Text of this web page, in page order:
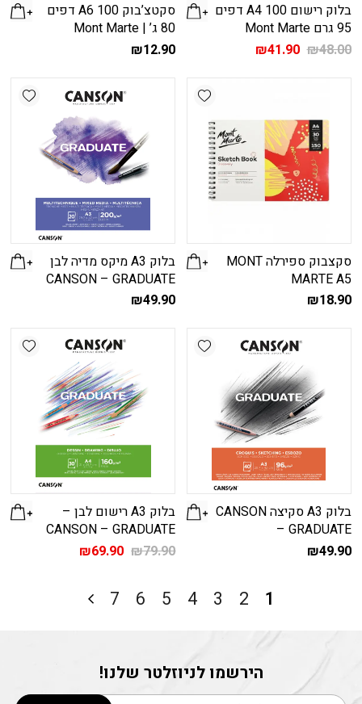
בלוק רישום A4 100 דפים
95 גרם Mont Marte
₪48.00 המחיר₪41.90
סקטצ’בוק A6 100 דפים
80 ג’ | Mont Marte
₪12.90
Add wishlist
סקצבוק ספירלה MONT
MARTE A5
₪18.90
בלוק A3 מיקס מדיה לבן
CANSON – GRADUATE
₪49.90
Add wishlist
בלוק A3 סקיצה CANSON
– GRADUATE
₪49.90
בלוק A3 רישום לבן –
CANSON – GRADUATE
₪79.90 המחיר
₪79.90.
₪69.90 המחיר
1
2
3
4
5
6
7
הירשמו לניוזלטר שלנו!